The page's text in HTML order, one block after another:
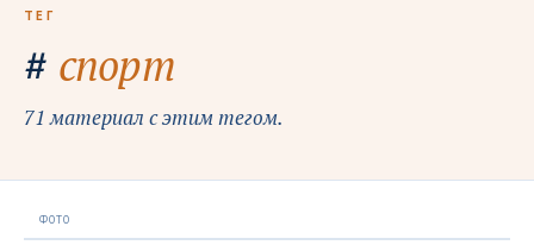
ТЕГ
# спорт
71 материал с этим тегом.